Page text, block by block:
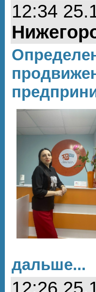
12:34
дальше...
12:26